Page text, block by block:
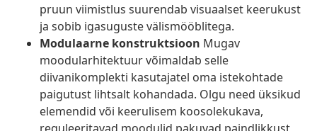
pruun viimistlus suurendab visuaalset keerukust
ja sobib igasuguste välismööblitega.
Modulaarne konstruktsioon Mugav
moodularhitektuur võimaldab selle
diivanikomplekti kasutajatel oma istekohtade
paigutust lihtsalt kohandada. Olgu need üksikud
elemendid või keerulisem koosolekukava,